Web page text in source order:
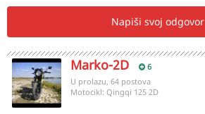
Napiši svoj odgovor
Marko-2D 6
U prolazu, 64 postova
Motocikl: Qingqi 125 2D